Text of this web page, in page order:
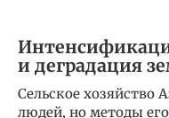
и деградация
Сельское хозяйство
людей, но методы